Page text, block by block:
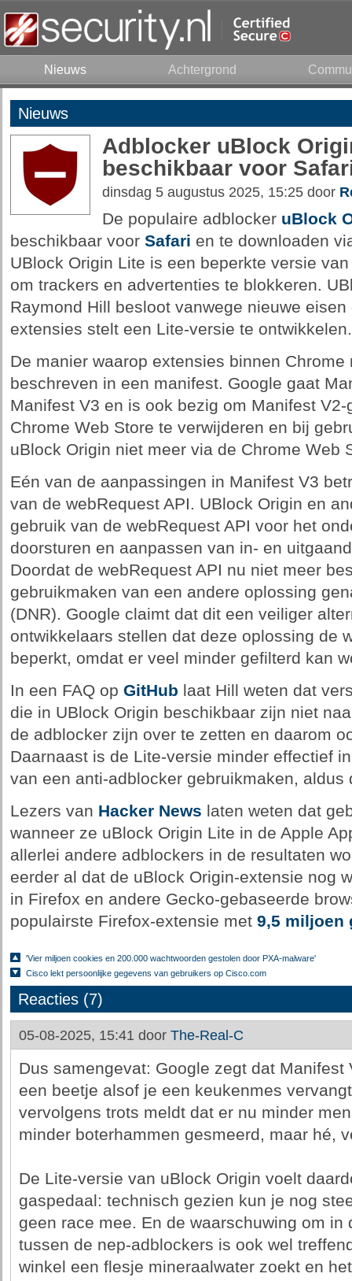
Nieuws Achtergrond
Nieuws
Adblocker uBlock
beschikbaar voor
dinsdag 5 augustus 2025, 15:25 door
De populaire adblocker uBlock
beschikbaar voor Safari en te downloaden
UBlock Origin Lite is een beperkte versie
om trackers en advertenties te blokkeren.
Raymond Hill besloot vanwege nieuwe
extensies stelt een Lite-versie te ontwikkelen.
De manier waarop extensies binnen Chrome
beschreven in een manifest. Google gaat
Manifest V3 en is ook bezig om Manifest
Chrome Web Store te verwijderen en bij
uBlock Origin niet meer via de Chrome Web
Eén van de aanpassingen in Manifest V3
van de webRequest API. UBlock Origin en
gebruik van de webRequest API voor het
doorsturen en aanpassen van in- en
Doordat de webRequest API nu niet meer
gebruikmaken van een andere oplossing
(DNR). Google claimt dat dit een veiliger
ontwikkelaars stellen dat deze oplossing de
beperkt, omdat er veel minder gefilterd kan
In een FAQ op GitHub laat Hill weten dat
die in UBlock Origin beschikbaar zijn niet
de adblocker zijn over te zetten en daarom
Daarnaast is de Lite-versie minder effectief
van een anti-adblocker gebruikmaken, aldus
Lezers van Hacker News laten weten dat
wanneer ze uBlock Origin Lite in de Apple
allerlei andere adblockers in de resultaten
eerder al dat de uBlock Origin-extensie nog
in Firefox en andere Gecko-gebaseerde
populairste Firefox-extensie met 9,5 miljoen
'Vier miljoen cookies en 200.000 wachtwoorden gestolen door PXA-malware'
Cisco lekt persoonlijke gegevens van gebruikers op Cisco.com
Reacties (7)
05-08-2025, 15:41 door The-Real-C
Dus samengevat: Google zegt dat Manifest
een beetje alsof je een keukenmes
vervolgens trots meldt dat er nu minder
minder boterhammen gesmeerd, maar hé,
De Lite-versie van uBlock Origin voelt
gaspedaal: technisch gezien kun je nog
geen race mee. En de waarschuwing om in
tussen de nep-adblockers is ook wel
winkel een flesje mineraalwater zoekt en